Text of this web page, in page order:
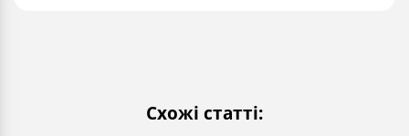
Схожі статті: